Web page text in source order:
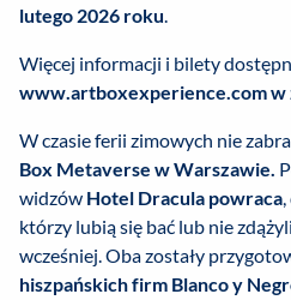
lutego 2026 roku.
Więcej informacji i bilety
www.artboxexperience.com w
W czasie ferii zimowych nie
Box Metaverse w Warszawie.
widzów Hotel Dracula powraca
którzy lubią się bać lub nie
wcześniej. Oba zostały
hiszpańskich firm Blanco y